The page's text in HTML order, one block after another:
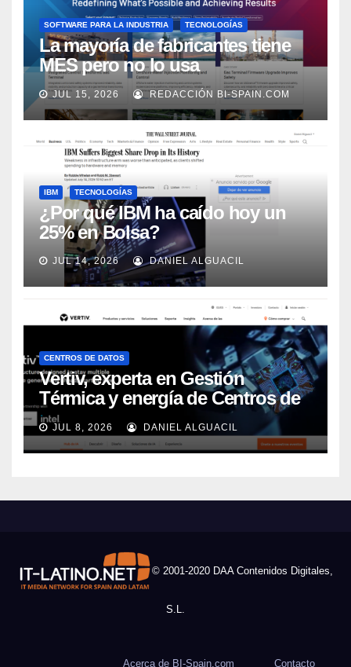
SOFTWARE PARA LA INDUSTRIA TECNOLOGÍAS
La mayoría de fabricantes tiene
MES pero no lo usa
adecuadamente, según Rockwell
Automation
JUL 15, 2026 REDACCIÓN BI-SPAIN.COM
IBM TECNOLOGÍAS
¿Por qué IBM ha caído hoy un
25% en Bolsa?
JUL 14, 2026 DANIEL ALGUACIL
CENTROS DE DATOS
Vertiv, experta en Gestión
Térmica y energía de Centros de
Datos, sigue su crecimiento
imparable
JUL 8, 2026 DANIEL ALGUACIL
© 2001-2020 DAA Contenidos Digitales,
S.L.
Acerca de BI-Spain.com Contacto